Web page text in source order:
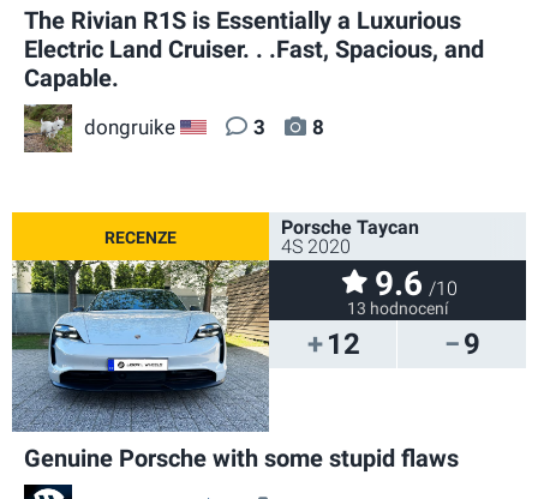
The Rivian R1S is Essentially a Luxurious
Electric Land Cruiser. . .Fast, Spacious, and
Capable.
dongruike US 3 8
12 9
Porsche Taycan
4S 2020
9.6 /10
13 hodnocení
Genuine Porsche with some stupid flaws